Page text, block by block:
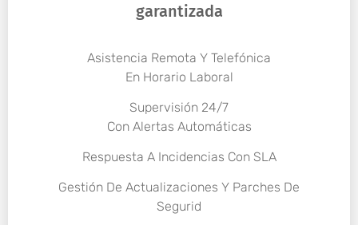
garantizada
Asistencia Remota Y Telefónica
En Horario Laboral
Supervisión 24/7
Con Alertas Automáticas
Respuesta A Incidencias Con SLA
Gestión De Actualizaciones Y Parches De
Segurid